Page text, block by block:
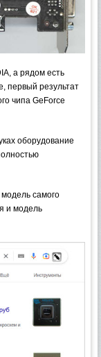
а рядом есть
первый результат
чипа GeForce
оборудование
самого
и модель